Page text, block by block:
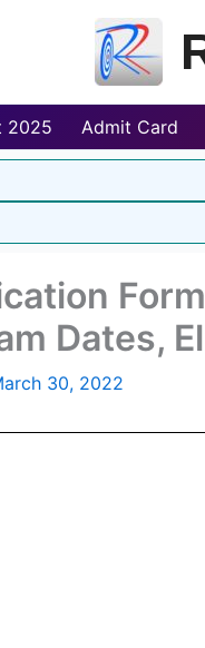
2025 Admit Card
Dates,
30, 2022